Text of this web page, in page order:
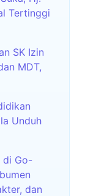
Tertinggi
SK Izin
MDT,
Unduh
di Go-
dan